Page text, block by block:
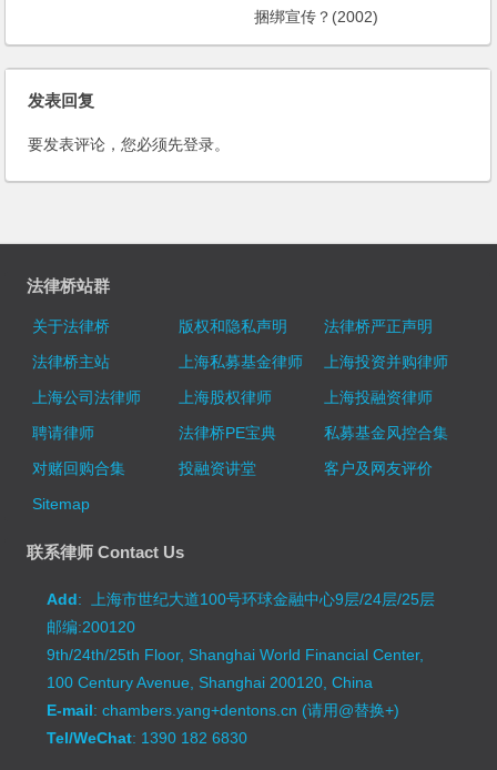
捆绑宣传？(2002)
发表回复
要发表评论，您必须先登录。
法律桥站群
关于法律桥 版权和隐私声明
法律桥严正声明
法律桥主站
上海私募基金律师
上海投资并购律师
上海公司法律师
上海股权律师
上海投融资律师
聘请律师
法律桥PE宝典
私募基金风控合集
对赌回购合集
投融资讲堂
客户及网友评价
Sitemap
联系律师 Contact Us
Add: 上海市世纪大道100号环球金融中心9层/24层/25层
邮编:200120
9th/24th/25th Floor, Shanghai World Financial Center,
100 Century Avenue, Shanghai 200120, China
E-mail: chambers.yang+dentons.cn (请用@替换+)
Tel/WeChat: 1390 182 6830